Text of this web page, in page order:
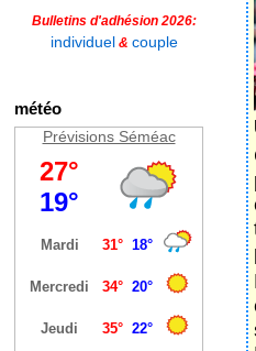
Liens
se connecter
Bulletins d'adhésion 2026:
individuel& couple